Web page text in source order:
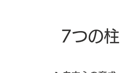
7つの柱